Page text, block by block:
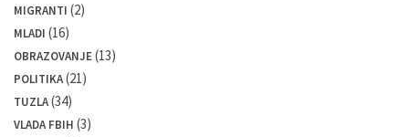
MIGRANTI (2)
MLADI (16)
OBRAZOVANJE(13)
POLITIKA(21)
TUZLA(34)
VLADA FBIH (3)